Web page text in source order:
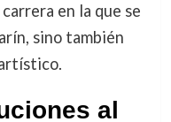
en la que se
sino también
al